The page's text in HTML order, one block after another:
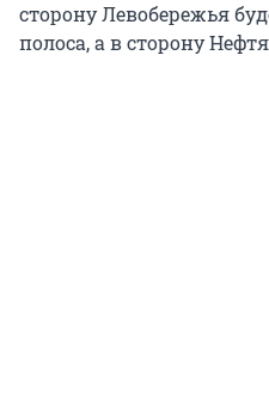
сторону Левобережья
полоса, а в сторону